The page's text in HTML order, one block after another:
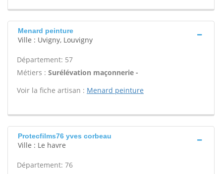
Menard peinture
Ville : Uvigny, Louvigny
Département: 57
Métiers : Surélévation maçonnerie -
Voir la fiche artisan : Menard peinture
Protecfilms76 yves corbeau
Ville : Le havre
Département: 76